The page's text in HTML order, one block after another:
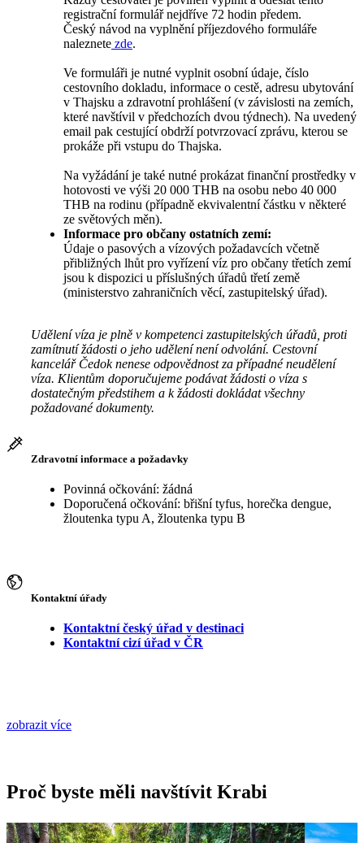
registrační formulář nejdříve 72 hodin předem.
Český návod na vyplnění příjezdového formuláře
naleznete zde.
Ve formuláři je nutné vyplnit osobní údaje, číslo
cestovního dokladu, informace o cestě, adresu ubytování
v Thajsku a zdravotní prohlášení (v závislosti na zemích,
které navštívil v předchozích dvou týdnech). Na uvedený
email pak cestující obdrží potvrzovací zprávu, kterou se
prokáže při vstupu do Thajska.
Na vyžádání je také nutné prokázat finanční prostředky v
hotovosti ve výši 20 000 THB na osobu nebo 40 000
THB na rodinu (případně ekvivalentní částku v některé
ze světových měn).
Informace pro občany ostatních zemí:
Údaje o pasových a vízových požadavcích včetně
přibližných lhůt pro vyřízení víz pro občany třetích zemí
jsou k dispozici u příslušných úřadů třetí země
(ministerstvo zahraničních věcí, zastupitelský úřad).
Udělení víza je plně v kompetenci zastupitelských úřadů, proti
zamítnutí žádosti o jeho udělení není odvolání. Cestovní
kancelář Čedok nenese odpovědnost za případné neudělení
víza. Klientům doporučujeme podávat žádosti o víza s
dostatečným předstihem a k žádosti dokládat všechny
požadované dokumenty.
Zdravotní informace a požadavky
Povinná očkování: žádná
Doporučená očkování: břišní tyfus, horečka dengue,
žloutenka typu A, žloutenka typu B
Kontaktní úřady
Kontaktní český úřad v destinaci
Kontaktní cizí úřad v ČR
zobrazit více
Proč byste měli navštívit Krabi